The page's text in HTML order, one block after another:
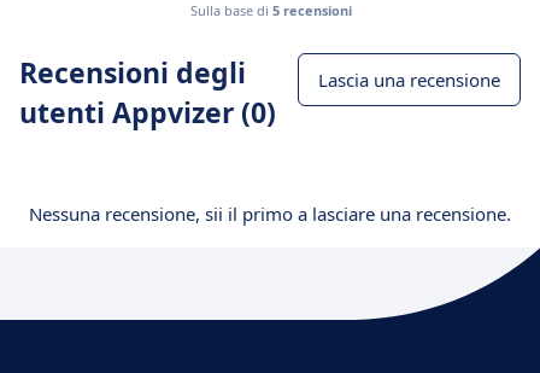
Sulla base di 5 recensioni
Recensioni degli
utenti Appvizer (0)
Lascia una recensione
Nessuna recensione, sii il primo a lasciare una recensione.